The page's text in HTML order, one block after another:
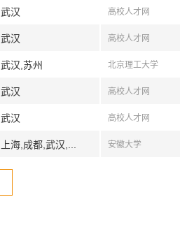
武汉 高校人才网
武汉 高校人才网
武汉,苏州 北京理工大学
武汉 高校人才网
武汉 高校人才网
上海,成都,武汉,... 安徽大学